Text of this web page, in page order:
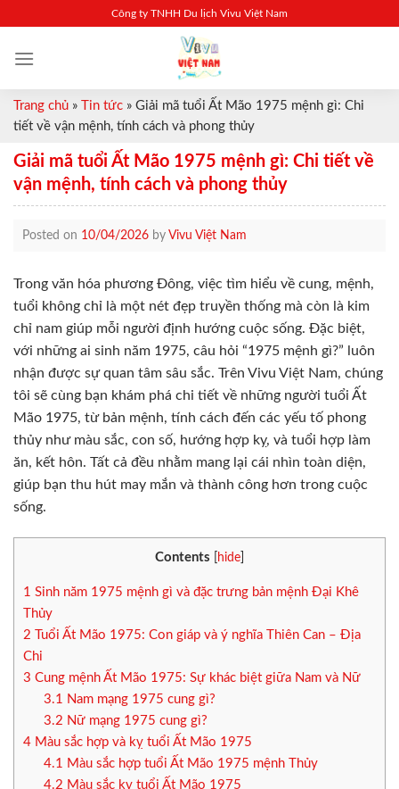
content
Công ty TNHH Du lịch Vivu Việt Nam
Trang chủ » Tin tức » Giải mã tuổi Ất Mão 1975 mệnh gì: Chi
tiết về vận mệnh, tính cách và phong thủy
Giải mã tuổi Ất Mão 1975 mệnh gì: Chi tiết về
vận mệnh, tính cách và phong thủy
Posted on 10/04/2026 by Vivu Việt Nam
Trong văn hóa phương Đông, việc tìm hiểu về cung, mệnh,
tuổi không chỉ là một nét đẹp truyền thống mà còn là kim
chỉ nam giúp mỗi người định hướng cuộc sống. Đặc biệt,
với những ai sinh năm 1975, câu hỏi “1975 mệnh gì?” luôn
nhận được sự quan tâm sâu sắc. Trên Vivu Việt Nam, chúng
tôi sẽ cùng bạn khám phá chi tiết về những người tuổi Ất
Mão 1975, từ bản mệnh, tính cách đến các yếu tố phong
thủy như màu sắc, con số, hướng hợp kỵ, và tuổi hợp làm
ăn, kết hôn. Tất cả đều nhằm mang lại cái nhìn toàn diện,
giúp bạn thu hút may mắn và thành công hơn trong cuộc
sống.
Contents hide
1 Sinh năm 1975 mệnh gì và đặc trưng bản mệnh Đại Khê
Thủy
2 Tuổi Ất Mão 1975: Con giáp và ý nghĩa Thiên Can – Địa
Chi
3 Cung mệnh Ất Mão 1975: Sự khác biệt giữa Nam và Nữ
3.1
Nam mạng 1975 cung gì?
3.2 Nữ mạng 1975 cung gì?
4 Màu sắc hợp và kỵ tuổi Ất Mão 1975
4.1
Màu sắc hợp tuổi Ất Mão 1975 mệnh Thủy
4.2 Màu sắc kỵ tuổi Ất Mão 1975